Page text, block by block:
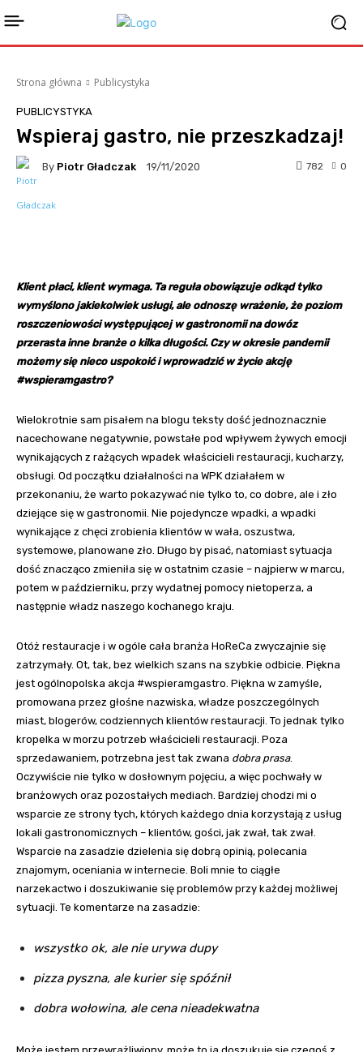
Strona główna Publicystyka
PUBLICYSTYKA
Wspieraj gastro, nie przeszkadzaj!
By Piotr Gładczak 19/11/2020 0
782
Klient płaci, klient wymaga. Ta reguła obowiązuje odkąd tylko
wymyślono jakiekolwiek usługi, ale odnoszę wrażenie, że poziom
roszczeniowości występującej w gastronomii na dowóz
przerasta inne branże o kilka długości. Czy w okresie pandemii
możemy się nieco uspokoić i wprowadzić w życie akcję
#wspieramgastro?
Wielokrotnie sam pisałem na blogu teksty dość jednoznacznie
nacechowane negatywnie, powstałe pod wpływem żywych emocji
wynikających z rażących wpadek właścicieli restauracji, kucharzy,
obsługi. Od początku działalności na WPK działałem w
przekonaniu, że warto pokazywać nie tylko to, co dobre, ale i zło
dziejące się w gastronomii. Nie pojedyncze wpadki, a wpadki
wynikające z chęci zrobienia klientów w wała, oszustwa,
systemowe, planowane zło. Długo by pisać, natomiast sytuacja
dość znacząco zmieniła się w ostatnim czasie – najpierw w marcu,
potem w październiku, przy wydatnej pomocy nietoperza, a
następnie władz naszego kochanego kraju.
Otóż restauracje i w ogóle cała branża HoReCa zwyczajnie się
zatrzymały. Ot, tak, bez wielkich szans na szybkie odbicie. Piękna
jest ogólnopolska akcja #wspieramgastro. Piękna w zamyśle,
promowana przez głośne nazwiska, władze poszczególnych
miast, blogerów, codziennych klientów restauracji. To jednak tylko
kropelka w morzu potrzeb właścicieli restauracji. Poza
sprzedawaniem, potrzebna jest tak zwana dobra prasa.
Oczywiście nie tylko w dosłownym pojęciu, a więc pochwały w
branżowych oraz pozostałych mediach. Bardziej chodzi mi o
wsparcie ze strony tych, których każdego dnia korzystają z usług
lokali gastronomicznych – klientów, gości, jak zwał, tak zwał.
Wsparcie na zasadzie dzielenia się dobrą opinią, polecania
znajomym, oceniania w internecie. Boli mnie to ciągłe
narzekactwo i doszukiwanie się problemów przy każdej możliwej
sytuacji. Te komentarze na zasadzie:
wszystko ok, ale nie urywa dupy
pizza pyszna, ale kurier się spóźnił
dobra wołowina, ale cena nieadekwatna